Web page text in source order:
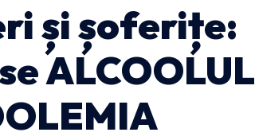
și șoferițe:
ALCOOLUL